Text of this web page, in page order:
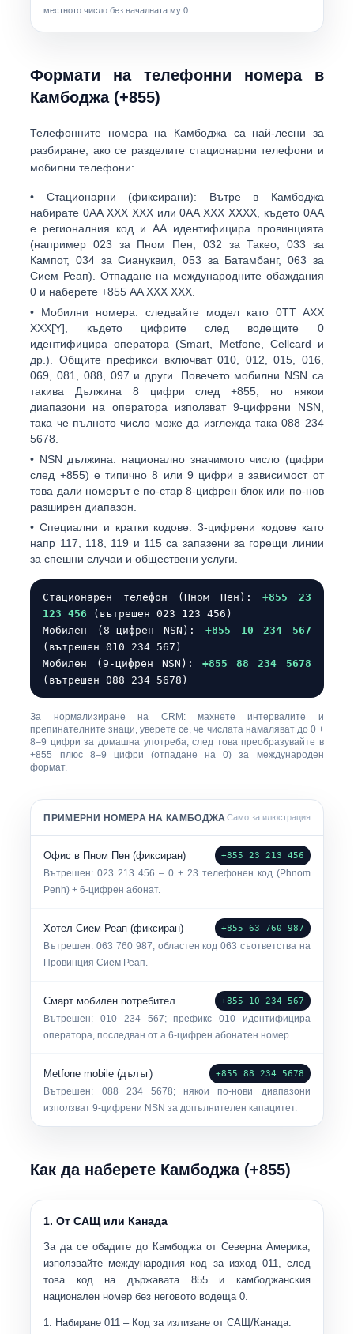
местното число без началната му 0.
Формати на телефонни номера в
Камбоджа (+855)
Телефонните номера на Камбоджа са най-лесни за
разбиране, ако се разделите стационарни телефони и
мобилни телефони:
• Стационарни (фиксирани): Вътре в Камбоджа
набирате0AA XXX XXXили0AA XXX XXXX , където 0АА
е регионалния код и ААидентифицира провинцията
(например023 за Пном Пен, 032 за Такео, 033 за
Кампот,034 за Сиануквил,053 за Батамбанг, 063 за
Сием Реап). Отпадане на международните обаждания
0 и наберете+855 AA XXX XXX
• Мобилни номера: следвайте модел като 0TT AXX
XXX[Y] , където цифрите след водещите 0
идентифицира оператора (Smart, Metfone, Cellcard и
др.). Общите префикси включват010 012 ,015 016
069 ,081 088 097 и други. Повечето мобилни NSN са
такива Дължина 8 цифри след +855, но някои
диапазони на оператора използват 9-цифрени NSN
така че пълното число може да изглежда така088 234
5678
• NSN дължина: национално значимото число (цифри
след +855) е типично8 или 9 цифри в зависимост от
това дали номерът е по-стар 8-цифрен блок или по-нов
разширен диапазон.
•Специални и кратки кодове: 3-цифрени кодове като
напр 117 118 119 и 115 са запазени за горещи линии
за спешни случаи и обществени услуги.
Стационарен телефон (Пном Пен):+855 23
123 456 (вътрешен 023 123 456)
Мобилен (8-цифрен NSN): +855 10 234 567
(вътрешен 010 234 567)
Мобилен (9-цифрен NSN): +855 88 234 5678
(вътрешен 088 234 5678)
За нормализиране на CRM: махнете интервалите и
препинателните знаци, уверете се, че числата намаляват до 0 +
8–9 цифри за домашна употреба, след това преобразувайте в
+855 плюс 8–9 цифри (отпадане на 0) за международен
формат.
ПРИМЕРНИ НОМЕРА НА КАМБОДЖА Само за илюстрация
Офис в Пном Пен (фиксиран) +855 23 213 456
Вътрешен:023 213 456 – 0 + 23 телефонен код (Phnom
Penh) + 6-цифрен абонат.
Хотел Сием Реап (фиксиран) +855 63 760 987
Вътрешен:063 760 987; областен код063 съответства на
Провинция Сием Реап.
Смарт мобилен потребител +855 10 234 567
Вътрешен:010 234 567; префикс 010 идентифицира
оператора, последван от a 6-цифрен абонатен номер.
Metfone mobile (дълъг) +855 88 234 5678
Вътрешен: 088 234 5678; някои по-нови диапазони
използват 9-цифрени NSN за допълнителен капацитет.
Как да наберете Камбоджа (+855)
1. От САЩ или Канада
За да се обадите до Камбоджа от Северна Америка,
използвайте международния код за изход 011, след
това код на държавата 855и камбоджанския
национален номербез неговото водеща 0.
Набиране011 – Код за излизане от САЩ/Канада.